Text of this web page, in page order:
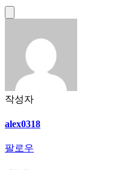
작성자
alex0318
팔로우